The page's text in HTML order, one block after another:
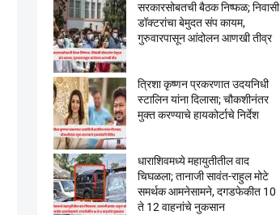
सरकारसोबतची बैठक निष्फळ; निवासी
डॉक्टरांचा बेमुदत संप कायम,
गुरुवारपासून आंदोलन आणखी तीव्र
त्रिशा कृष्णन प्रकरणात उदयनिधी
स्टालिन यांना दिलासा; चौकशीनंतर
मुक्त करण्याचे हायकोर्टाचे निर्देश
धाराशिवमध्ये महायुतीतील वाद
चिघळला; तानाजी सावंत-राहुल मोटे
समर्थक आमनेसामने, दगडफेकीत 10
ते 12 वाहनांचे नुकसान